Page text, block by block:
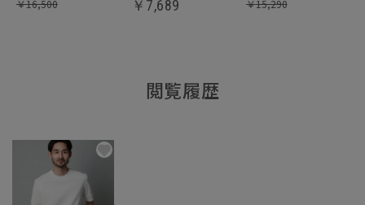
￥16,500 ￥ 7,689 ￥15,290
閲覧履歴